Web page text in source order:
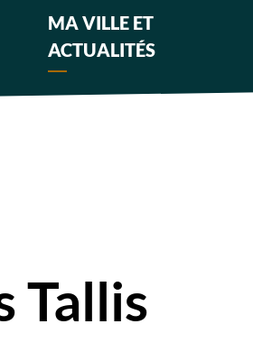
MA VILLE ET
ACTUALITÉS
Tallis